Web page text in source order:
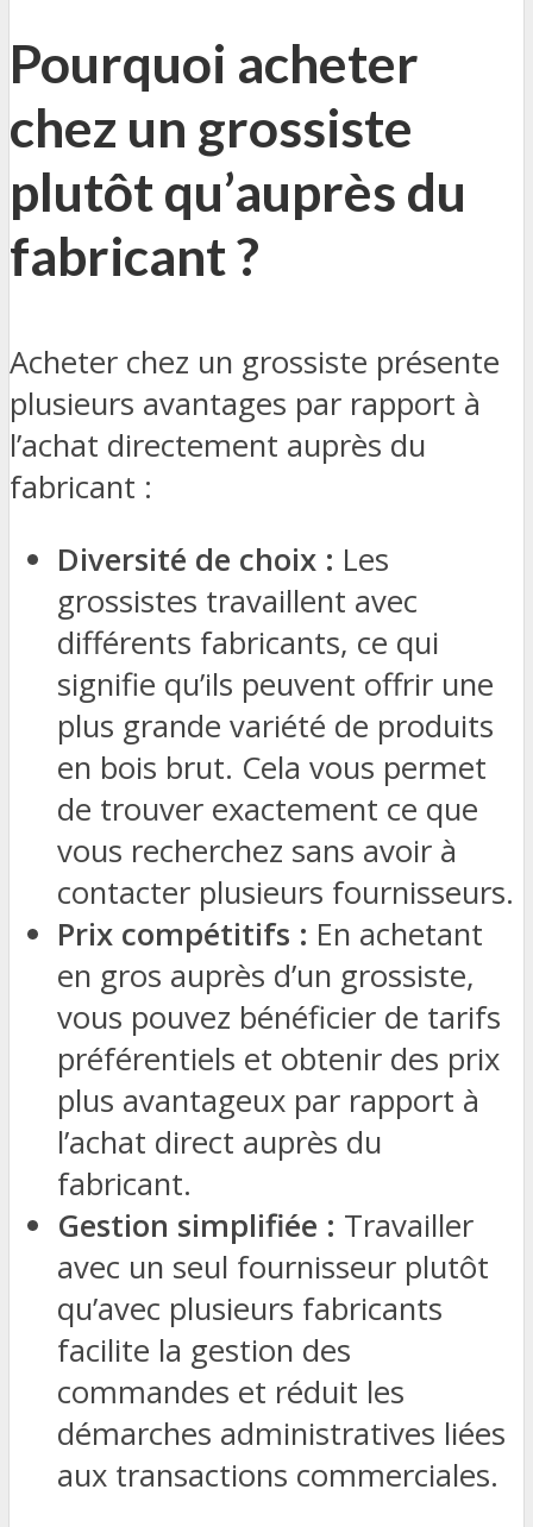
Pourquoi acheter
chez un grossiste
plutôt qu’auprès du
fabricant ?
Acheter chez un grossiste présente
plusieurs avantages par rapport à
l’achat directement auprès du
fabricant :
Diversité de choix : Les
grossistes travaillent avec
différents fabricants, ce qui
signifie qu’ils peuvent offrir une
plus grande variété de produits
en bois brut. Cela vous permet
de trouver exactement ce que
vous recherchez sans avoir à
contacter plusieurs fournisseurs.
Prix compétitifs : En achetant
en gros auprès d’un grossiste,
vous pouvez bénéficier de tarifs
préférentiels et obtenir des prix
plus avantageux par rapport à
l’achat direct auprès du
fabricant.
Gestion simplifiée : Travailler
avec un seul fournisseur plutôt
qu’avec plusieurs fabricants
facilite la gestion des
commandes et réduit les
démarches administratives liées
aux transactions commerciales.